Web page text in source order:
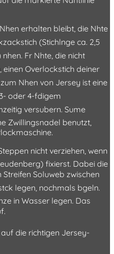
erhalten bleibt, die Nhte
(Stichlnge ca. 2,5
Fr Nhte, die nicht
einen Overlockstich deiner
Nhen von Jersey ist eine
oder 4-fdigem
versubern. Sume
Zwillingsnadel benutzt,
nicht verziehen, wenn
fixierst. Dabei die
Streifen Soluweb zwischen
legen, nochmals bgeln.
in Wasser legen. Das
die richtigen Jersey-